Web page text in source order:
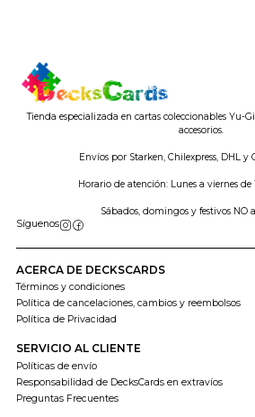
Tienda especializada en cartas coleccionables Yu-
accesorios.
Envíos por Starken, Chilexpress, DHL y
Horario de atención: Lunes a viernes de
Sábados, domingos y festivos NO
Síguenos
ACERCA DE DECKSCARDS
Términos y condiciones
Política de cancelaciones, cambios y reembolsos
Política de Privacidad
SERVICIO AL CLIENTE
Políticas de envío
Responsabilidad de DecksCards en extravíos
Preguntas Frecuentes